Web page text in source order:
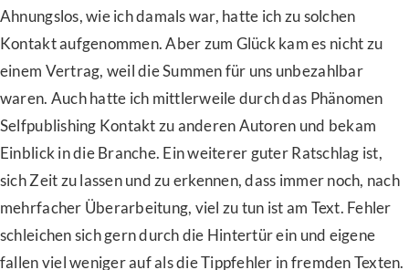
Ahnungslos, wie ich damals war, hatte ich zu solchen
Kontakt aufgenommen. Aber zum Glück kam es nicht zu
einem Vertrag, weil die Summen für uns unbezahlbar
waren. Auch hatte ich mittlerweile durch das Phänomen
Selfpublishing Kontakt zu anderen Autoren und bekam
Einblick in die Branche. Ein weiterer guter Ratschlag ist,
sich Zeit zu lassen und zu erkennen, dass immer noch, nach
mehrfacher Überarbeitung, viel zu tun ist am Text. Fehler
schleichen sich gern durch die Hintertür ein und eigene
fallen viel weniger auf als die Tippfehler in fremden Texten.